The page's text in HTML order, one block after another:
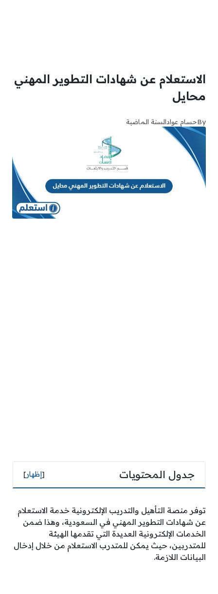
الاستعلام عن شهادات التطوير المهني
محايل
Byحسام عوادالسنة الماضية
جدول المحتويات [ إظهار]
توفر منصة التأهيل والتدريب الإلكترونية خدمة الاستعلام
عن شهادات التطوير المهني في السعودية، وهذا ضمن
الخدمات الإلكترونية العديدة التي تقدمها الهيئة
للمتدربين، حيث يمكن للمتدرب الاستعلام من خلال إدخال
البيانات اللازمة.